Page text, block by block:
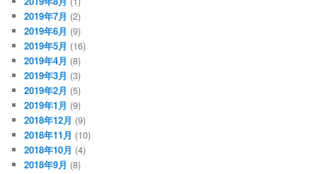
2019年7月 (2)
2019年6月 (9)
2019年5月 (16)
2019年4月 (8)
2019年3月 (3)
2019年2月 (5)
2019年1月 (9)
2018年12月 (9)
2018年11月 (10)
2018年10月 (4)
2018年9月 (8)